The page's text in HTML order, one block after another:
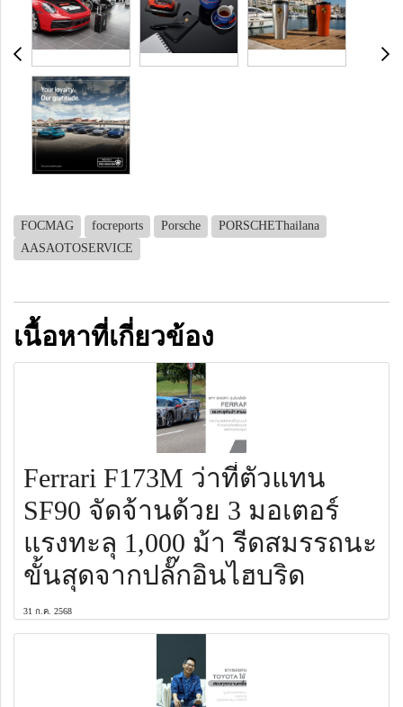
FOCMAG focreports Porsche
PORSCHEThailana
AASAOTOSERVICE
เนื้อหาที่เกี่ยวข้อง
Ferrari F173M ว่าที่ตัวแทน
SF90 จัดจ้านด้วย 3 มอเตอร์
แรงทะลุ 1,000 ม้า รีดสมรรถนะ
ขั้นสุดจากปลั๊กอินไฮบริด
31 ก.ค. 2568